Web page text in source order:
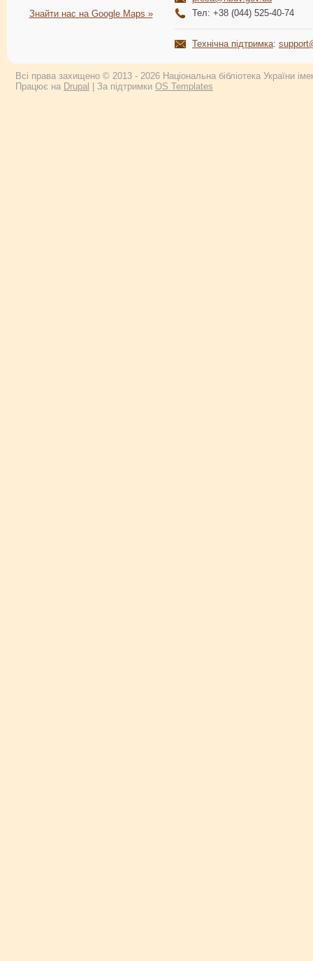
Знайти нас на Google Maps »
Тел: +38 (044) 525-40-74
Технічна підтримка:
Всі права захищено © 2013 - 2026 Національна бібліотека України
Працює на Drupal | За підтримки OS Templates